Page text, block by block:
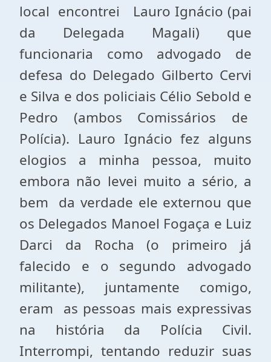
local encontrei Lauro Ignácio (pai
da Delegada Magali) que
funcionaria como advogado de
defesa do Delegado Gilberto Cervi
e Silva e dos policiais Célio Sebold e
Pedro (ambos Comissários de
Polícia). Lauro Ignácio fez alguns
elogios a minha pessoa, muito
embora não levei muito a sério, a
bem da verdade ele externou que
os Delegados Manoel Fogaça e Luiz
Darci da Rocha (o primeiro já
falecido e o segundo advogado
militante), juntamente comigo,
eram as pessoas mais expressivas
na história da Polícia Civil.
Interrompi, tentando reduzir suas